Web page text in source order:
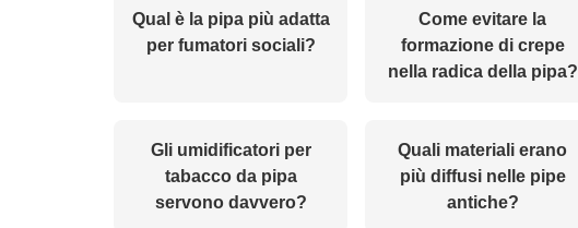
Qual è la pipa più adatta
per fumatori sociali?
Come evitare la
formazione di crepe
nella radica della pipa?
Gli umidificatori per
tabacco da pipa
servono davvero?
Quali materiali erano
più diffusi nelle pipe
antiche?